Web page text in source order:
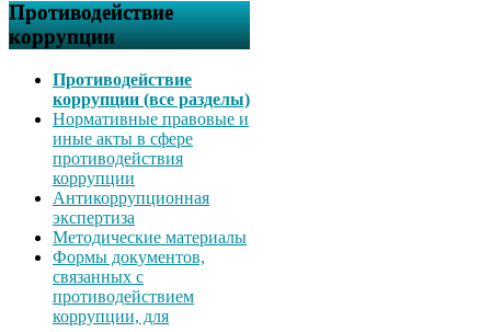
Противодействие
коррупции
Противодействие
коррупции (все разделы)
Нормативные правовые и
иные акты в сфере
противодействия
коррупции
Антикоррупционная
экспертиза
Методические материалы
Формы документов,
связанных с
противодействием
коррупции, для